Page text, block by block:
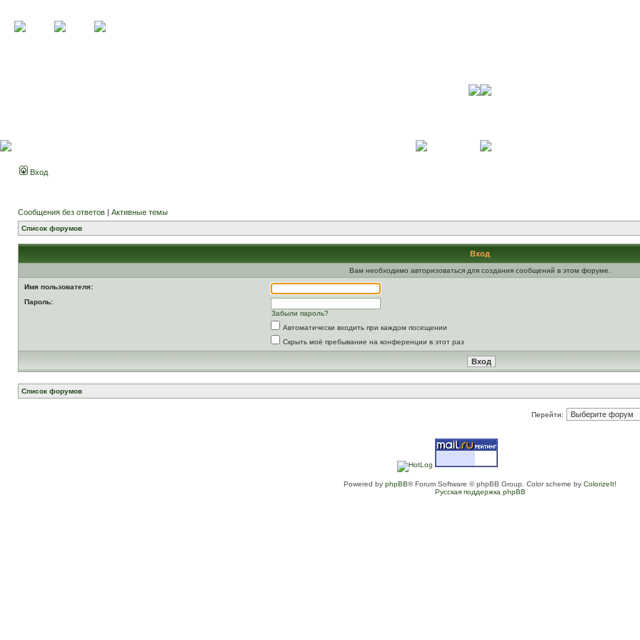
Вход
Сообщения без ответов | Активные темы
Список форумов
Вход
Вам необходимо авторизоваться для создания сообщений в этом форуме.
Имя пользователя:
Пароль:
Забыли пароль?
Автоматически входить при каждом посещении
Скрыть моё пребывание на конференции в этот раз
Список форумов
Перейти:
Powered by phpBB® Forum Software © phpBB Group. Color scheme by ColorizeIt!
Русская поддержка phpBB